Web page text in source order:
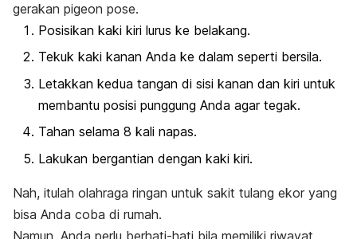
gerakan pigeon pose.
Posisikan kaki kiri lurus ke belakang.
Tekuk kaki kanan Anda ke dalam seperti bersila.
Letakkan kedua tangan di sisi kanan dan kiri untuk
membantu posisi punggung Anda agar tegak.
Tahan selama 8 kali napas.
Lakukan bergantian dengan kaki kiri.
Nah, itulah olahraga ringan untuk sakit tulang ekor yang
bisa Anda coba di rumah.
Namun, Anda perlu berhati-hati bila memiliki riwayat